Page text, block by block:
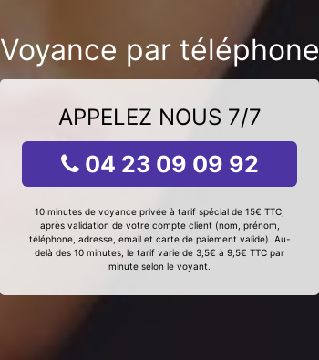
Voyance par téléphone
APPELEZ NOUS 7/7
04 23 09 09 92
10 minutes de voyance privée à tarif spécial de 15€ TTC,
après validation de votre compte client (nom, prénom,
téléphone, adresse, email et carte de paiement valide). Au-
delà des 10 minutes, le tarif varie de 3,5€ à 9,5€ TTC par
minute selon le voyant.